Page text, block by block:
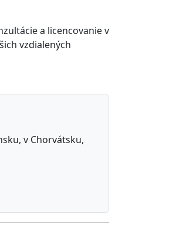
a licencovanie v
vzdialených
v Chorvátsku,